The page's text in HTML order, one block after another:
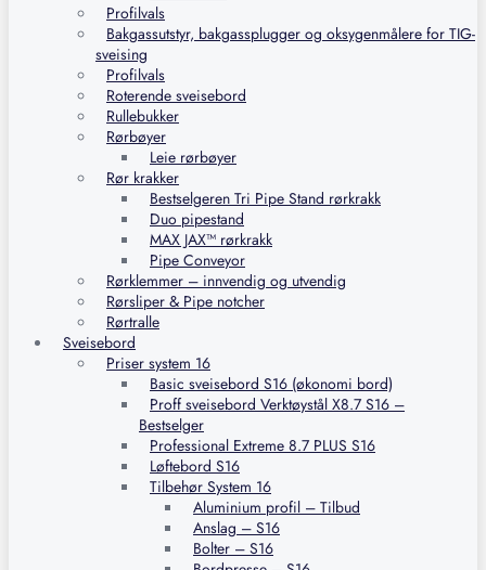
Profilvals
Bakgassutstyr, bakgassplugger og oksygenmålere for TIG-
sveising
Profilvals
Roterende sveisebord
Rullebukker
Rørbøyer
Leie rørbøyer
Rør krakker
Bestselgeren Tri Pipe Stand rørkrakk
Duo pipestand
MAX JAX™ rørkrakk
Pipe Conveyor
Rørklemmer – innvendig og utvendig
Rørsliper & Pipe notcher
Rørtralle
Sveisebord
Priser system 16
Basic sveisebord S16 (økonomi bord)
Proff sveisebord Verktøystål X8.7 S16 –
Bestselger
Professional Extreme 8.7 PLUS S16
Løftebord S16
Tilbehør System 16
Aluminium profil – Tilbud
Anslag – S16
Bolter – S16